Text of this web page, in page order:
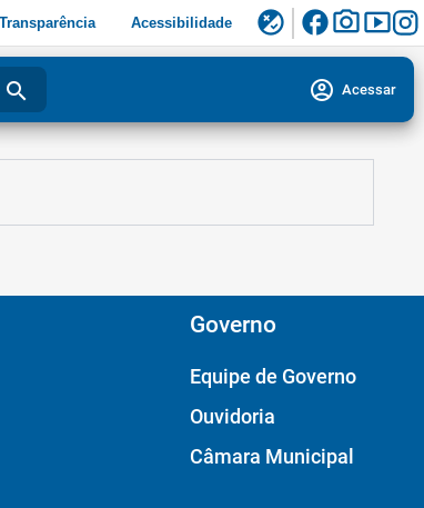
Transparência Acessibilidade flaky facebookphoto_camerasmart_display
search account_circle Acessar
Governo
Equipe de Governo
Ouvidoria
Câmara Municipal